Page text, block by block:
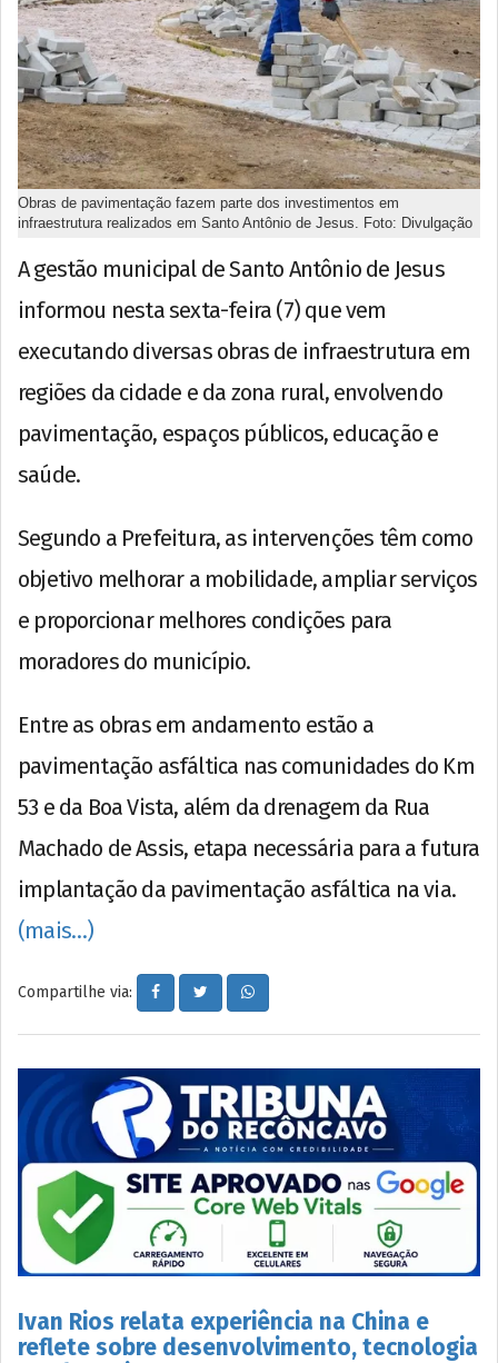
Obras de pavimentação fazem parte dos investimentos em
infraestrutura realizados em Santo Antônio de Jesus. Foto: Divulgação
A gestão municipal de Santo Antônio de Jesus
informou nesta sexta-feira (7) que vem
executando diversas obras de infraestrutura em
regiões da cidade e da zona rural, envolvendo
pavimentação, espaços públicos, educação e
saúde.
Segundo a Prefeitura, as intervenções têm como
objetivo melhorar a mobilidade, ampliar serviços
e proporcionar melhores condições para
moradores do município.
Entre as obras em andamento estão a
pavimentação asfáltica nas comunidades do Km
53 e da Boa Vista, além da drenagem da Rua
Machado de Assis, etapa necessária para a futura
implantação da pavimentação asfáltica na via.
(mais…)
Compartilhe via:
Ivan Rios relata experiência na China e
reflete sobre desenvolvimento, tecnologia